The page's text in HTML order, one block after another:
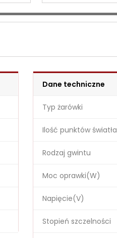
Dane techniczne
Typ żarówki
Ilość punktów światła
Rodzaj gwintu
Moc oprawki(W)
Napięcie(V)
Stopień szczelności